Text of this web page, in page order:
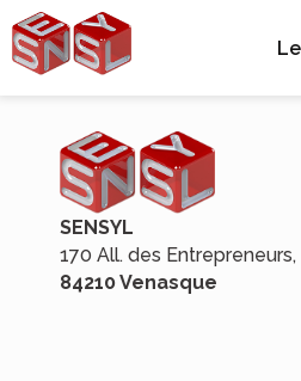
SENSYL
170 All. des Entrepreneurs,
84210 Venasque